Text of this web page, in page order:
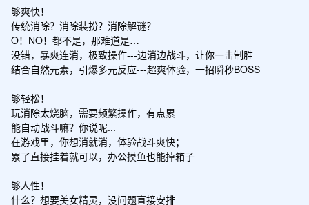
够爽快！
传统消除？消除装扮？消除解谜？
O！NO！都不是，那难道是…
没错，暴爽连消，极致操作---边消边战斗，让你一击制胜
结合自然元素，引爆多元反应---超爽体验，一招瞬秒BOSS
够轻松！
玩消除太烧脑，需要频繁操作，有点累
能自动战斗嘛？你说呢...
在游戏里，你想消就消，体验战斗爽快；
累了直接挂着就可以，办公摸鱼也能掉箱子
够人性！
什么？想要美女精灵，没问题直接安排